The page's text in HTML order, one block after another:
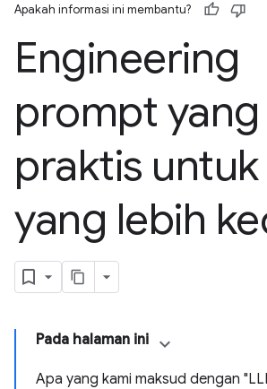
Apakah informasi ini membantu?
Engineering
prompt yang
praktis untuk
yang lebih
Pada halaman ini
Apa yang kami maksud dengan